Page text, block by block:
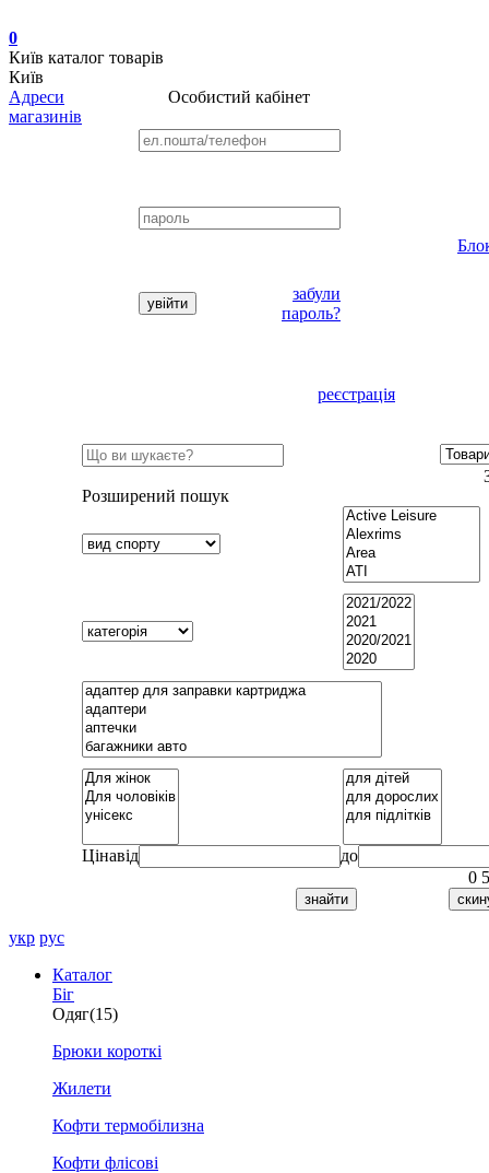
0
Київ каталог товарів
Київ
Адреси
магазинів
Особистий кабінет
забули
пароль?
реєстрація
Розширений пошук
Цінавід
до
0
укр рус
Каталог
Біг
Одяг(15)
Брюки короткі
Жилети
Кофти термобілизна
Кофти флісові